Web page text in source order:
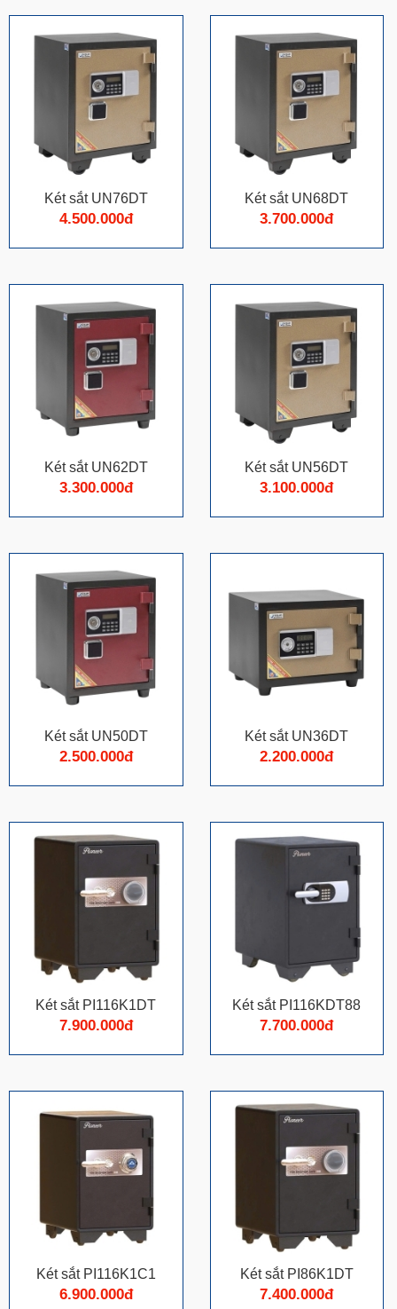
Két sắt UN76DT
4.500.000đ
Két sắt UN68DT
3.700.000đ
Két sắt UN62DT
3.300.000đ
Két sắt UN56DT
3.100.000đ
Két sắt UN50DT
2.500.000đ
Két sắt UN36DT
2.200.000đ
Két sắt PI116K1DT
7.900.000đ
Két sắt PI116KDT88
7.700.000đ
Két sắt PI116K1C1
6.900.000đ
Két sắt PI86K1DT
7.400.000đ